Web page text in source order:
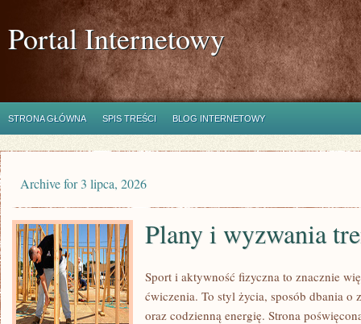
Portal Internetowy
STRONA GŁÓWNA SPIS TREŚCI BLOG INTERNETOWY
Archive for 3 lipca, 2026
Plany i wyzwania
Sport i aktywność fizyczna to znacznie
ćwiczenia. To styl życia, sposób dbania o
oraz codzienną energię. Strona